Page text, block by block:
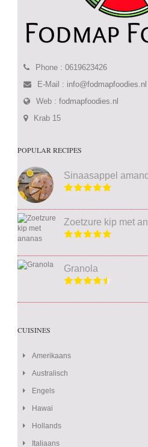
Phone : 0619623426
E-Mail : info@fodmapfoodies.nl
Web :fodmapfoodies.nl
Krab 15
POPULAR RECIPES
Sinaasappel
Zoetzure kip met
Granola
CUISINES
Amerikaans
Australisch
Engels
Hawai
Hollands
Italiaans